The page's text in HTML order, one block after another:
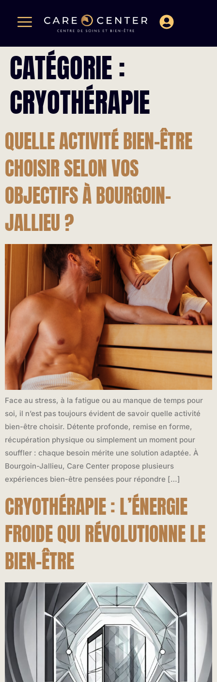
CATÉGORIE :
CRYOTHÉRAPIE
QUELLE ACTIVITÉ BIEN-ÊTRE
CHOISIR SELON VOS
OBJECTIFS À BOURGOIN-
JALLIEU ?
Face au stress, à la fatigue ou au manque de temps pour
soi, il n’est pas toujours évident de savoir quelle activité
bien-être choisir. Détente profonde, remise en forme,
récupération physique ou simplement un moment pour
souffler : chaque besoin mérite une solution adaptée. À
Bourgoin-Jallieu, Care Center propose plusieurs
expériences bien-être pensées pour répondre […]
CRYOTHÉRAPIE : L’ÉNERGIE
FROIDE QUI RÉVOLUTIONNE LE
BIEN-ÊTRE